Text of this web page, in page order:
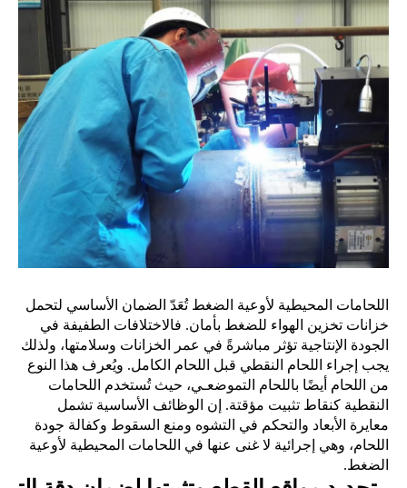
اللحامات المحيطية لأوعية الضغط تُعَدّ الضمان الأساسي لتحمل
خزانات تخزين الهواء للضغط بأمان. فالاختلافات الطفيفة في
الجودة الإنتاجية تؤثر مباشرةً في عمر الخزانات وسلامتها، ولذلك
يجب إجراء اللحام النقطي قبل اللحام الكامل. ويُعرف هذا النوع
من اللحام أيضًا باللحام التموضعـي، حيث تُستخدم اللحامات
النقطية كنقاط تثبيت مؤقتة. إن الوظائف الأساسية تشمل
معايرة الأبعاد والتحكم في التشوه ومنع السقوط وكفالة جودة
اللحام، وهي إجرائية لا غنى عنها في اللحامات المحيطية لأوعية
الضغط.